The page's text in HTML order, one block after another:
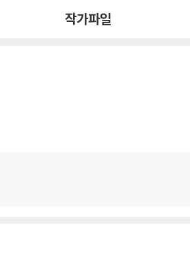
작가파일